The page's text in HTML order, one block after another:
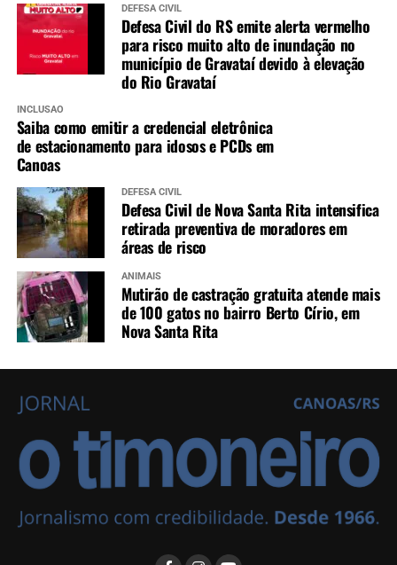
DEFESA CIVIL
Defesa Civil do RS emite alerta vermelho
para risco muito alto de inundação no
município de Gravataí devido à elevação
do Rio Gravataí
INCLUSÃO
Saiba como emitir a credencial eletrônica
de estacionamento para idosos e PCDs em
Canoas
DEFESA CIVIL
Defesa Civil de Nova Santa Rita intensifica
retirada preventiva de moradores em
áreas de risco
ANIMAIS
Mutirão de castração gratuita atende mais
de 100 gatos no bairro Berto Círio, em
Nova Santa Rita